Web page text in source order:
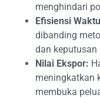
menghindari
Efisiensi
dibanding
dan keputusan
Nilai Ekspor:
meningkatkan
membuka